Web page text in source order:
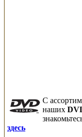
C
наших
здесь